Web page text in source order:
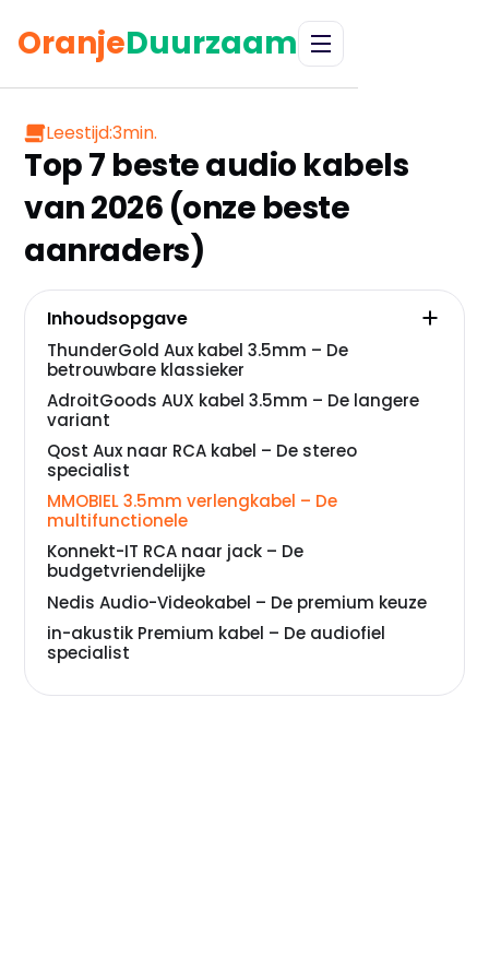
OranjeDuurzaam
Leestijd:3min.
Top 7 beste audio kabels
van 2026 (onze beste
aanraders)
Inhoudsopgave
ThunderGold Aux kabel 3.5mm – De
betrouwbare klassieker
AdroitGoods AUX kabel 3.5mm – De langere
variant
Qost Aux naar RCA kabel – De stereo
specialist
MMOBIEL 3.5mm verlengkabel – De
multifunctionele
Konnekt-IT RCA naar jack – De
budgetvriendelijke
Nedis Audio-Videokabel – De premium keuze
in-akustik Premium kabel – De audiofiel
specialist